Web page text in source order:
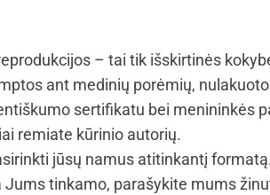
– tai tik išskirtinės
ant medinių porėmių,
sertifikatu bei menininkės
remiate kūrinio autorių.
jūsų namus atitinkantį formatą.
tinkamo, parašykite mums